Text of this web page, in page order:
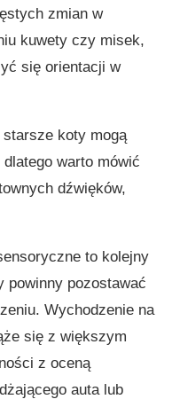
zmian w
kuwety czy misek,
się orientacji w
koty mogą
warto mówić
dźwięków,
to kolejny
powinny pozostawać
Wychodzenie na
się z większym
z oceną
auta lub